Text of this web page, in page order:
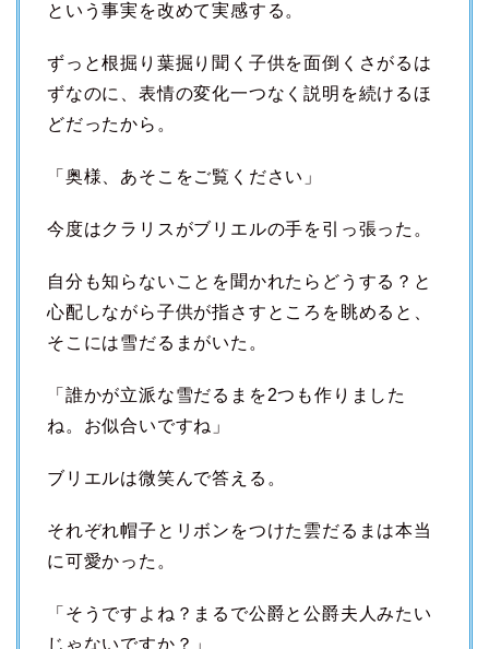
という事実を改めて実感する。
ずっと根掘り葉掘り聞く子供を面倒くさがるは
ずなのに、表情の変化一つなく説明を続けるほ
どだったから。
「奥様、あそこをご覧ください」
今度はクラリスがブリエルの手を引っ張った。
自分も知らないことを聞かれたらどうする？と
心配しながら子供が指さすところを眺めると、
そこには雪だるまがいた。
「誰かが立派な雪だるまを2つも作りました
ね。お似合いですね」
ブリエルは微笑んで答える。
それぞれ帽子とリボンをつけた雲だるまは本当
に可愛かった。
「そうですよね？まるで公爵と公爵夫人みたい
じゃないですか？」